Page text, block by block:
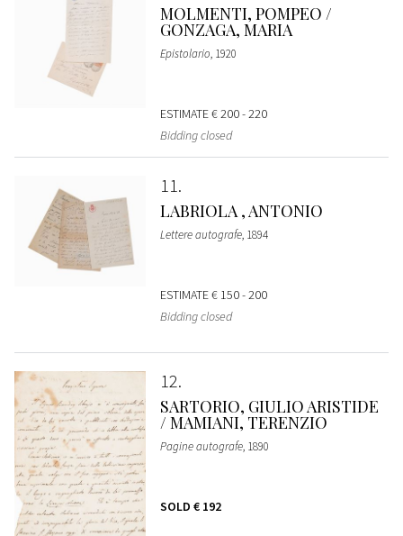
MOLMENTI, POMPEO /
GONZAGA, MARIA
Epistolario, 1920
ESTIMATE€ 200 - 220
Bidding closed
11
LABRIOLA , ANTONIO
Lettere autografe, 1894
ESTIMATE€ 150 - 200
Bidding closed
12
SARTORIO, GIULIO ARISTIDE
/ MAMIANI, TERENZIO
Pagine autografe, 1890
SOLD € 192